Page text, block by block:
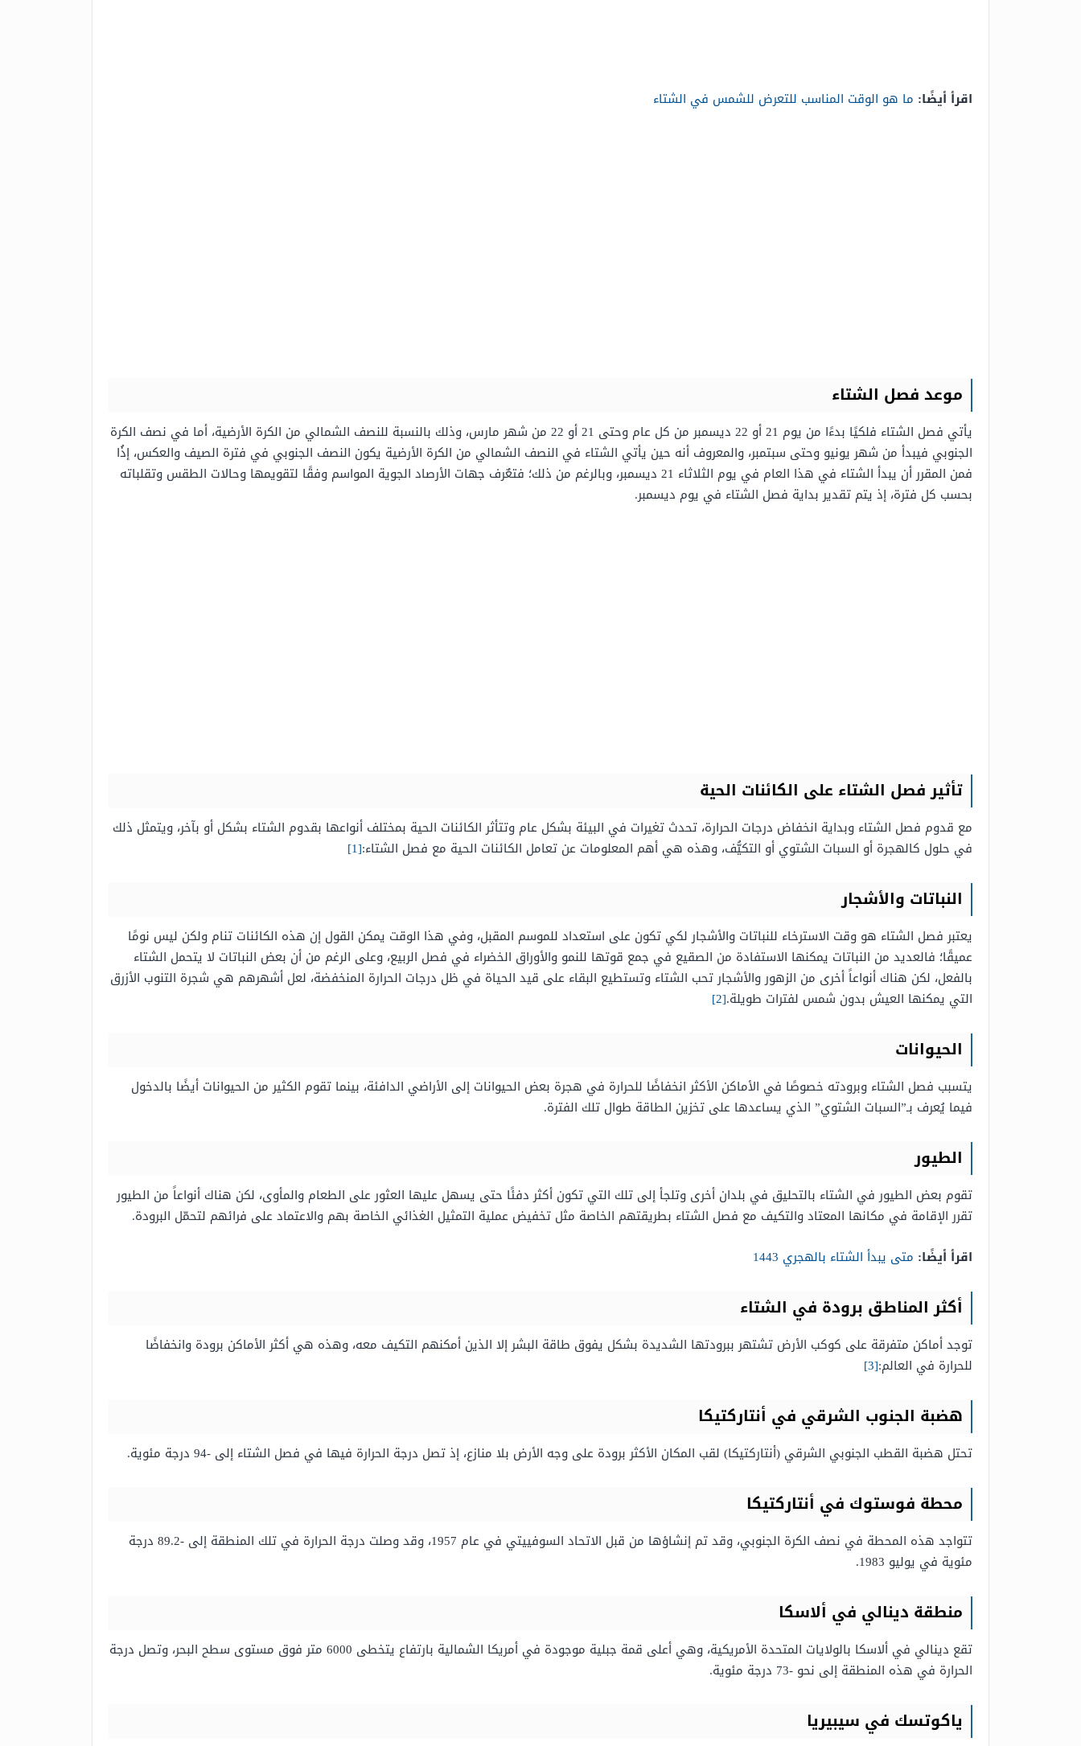
اقرأ أيضًا: ما هو الوقت المناسب للتعرض للشمس في الشتاء
موعد فصل الشتاء
يأتي فصل الشتاء فلكيًا بدءًا من يوم 21 أو 22 ديسمبر من كل عام وحتى 21 أو 22 من شهر مارس، وذلك بالنسبة للنصف الشمالي من الكرة الأرضية، أما في نصف الكرة
الجنوبي فيبدأ من شهر يونيو وحتى سبتمبر، والمعروف أنه حين يأتي الشتاء في النصف الشمالي من الكرة الأرضية يكون النصف الجنوبي في فترة الصيف والعكس، إذُا
فمن المقرر أن يبدأ الشتاء في هذا العام في يوم الثلاثاء 21 ديسمبر، وبالرغم من ذلك؛ فتعٌرف جهات الأرصاد الجوية المواسم وفقًا لتقويمها وحالات الطقس وتقلباته
بحسب كل فترة، إذ يتم تقدير بداية فصل الشتاء في يوم ديسمبر.
تأثير فصل الشتاء على الكائنات الحية
مع قدوم فصل الشتاء وبداية انخفاض درجات الحرارة، تحدث تغيرات في البيئة بشكل عام وتتأثر الكائنات الحية بمختلف أنواعها بقدوم الشتاء بشكل أو بآخر، ويتمثل ذلك
في حلول كالهجرة أو السبات الشتوي أو التكيُّف، وهذه هي أهم المعلومات عن تعامل الكائنات الحية مع فصل الشتاء:[1]
النباتات والأشجار
يعتبر فصل الشتاء هو وقت الاسترخاء للنباتات والأشجار لكي تكون على استعداد للموسم المقبل، وفي هذا الوقت يمكن القول إن هذه الكائنات تنام ولكن ليس نومًا
عميقًا؛ فالعديد من النباتات يمكنها الاستفادة من الصقيع في جمع قوتها للنمو والأوراق الخضراء في فصل الربيع، وعلى الرغم من أن بعض النباتات لا يتحمل الشتاء
بالفعل، لكن هناك أنواعاً أخرى من الزهور والأشجار تحب الشتاء وتستطيع البقاء على قيد الحياة في ظل درجات الحرارة المنخفضة، لعل أشهرهم هي شجرة التنوب الأزرق
التي يمكنها العيش بدون شمس لفترات طويلة.[2]
الحيوانات
يتسبب فصل الشتاء وبرودته خصوصًا في الأماكن الأكثر انخفاضًا للحرارة في هجرة بعض الحيوانات إلى الأراضي الدافئة، بينما تقوم الكثير من الحيوانات أيضًا بالدخول
فيما يُعرف بـ”السبات الشتوي” الذي يساعدها على تخزين الطاقة طوال تلك الفترة.
الطيور
تقوم بعض الطيور في الشتاء بالتحليق في بلدان أخرى وتلجأ إلى تلك التي تكون أكثر دفئًا حتى يسهل عليها العثور على الطعام والمأوى، لكن هناك أنواعاً من الطيور
تقرر الإقامة في مكانها المعتاد والتكيف مع فصل الشتاء بطريقتهم الخاصة مثل تخفيض عملية التمثيل الغذائي الخاصة بهم والاعتماد على فرائهم لتحمّل البرودة.
اقرأ أيضًا: متى يبدأ الشتاء بالهجري 1443
أكثر المناطق برودة في الشتاء
توجد أماكن متفرقة على كوكب الأرض تشتهر ببرودتها الشديدة بشكل يفوق طاقة البشر إلا الذين أمكنهم التكيف معه، وهذه هي أكثر الأماكن برودة وانخفاضًا
للحرارة في العالم:[3]
هضبة الجنوب الشرقي في أنتاركتيكا
تحتل هضبة القطب الجنوبي الشرقي (أنتاركتيكا) لقب المكان الأكثر برودة على وجه الأرض بلا منازع، إذ تصل درجة الحرارة فيها في فصل الشتاء إلى -94 درجة مئوية.
محطة فوستوك في أنتاركتيكا
تتواجد هذه المحطة في نصف الكرة الجنوبي، وقد تم إنشاؤها من قبل الاتحاد السوفييتي في عام 1957، وقد وصلت درجة الحرارة في تلك المنطقة إلى -89.2 درجة
مئوية في يوليو 1983.
منطقة دينالي في ألاسكا
تقع دينالي في ألاسكا بالولايات المتحدة الأمريكية، وهي أعلى قمة جبلية موجودة في أمريكا الشمالية بارتفاع يتخطى 6000 متر فوق مستوى سطح البحر، وتصل درجة
الحرارة في هذه المنطقة إلى نحو -73 درجة مئوية.
ياكوتسك في سيبيريا